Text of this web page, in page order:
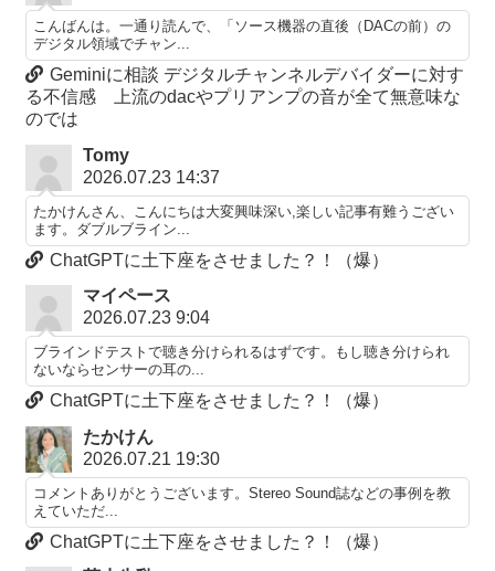
こんばんは。一通り読んで、「ソース機器の直後（DACの前）の
デジタル領域でチャン...
Geminiに相談 デジタルチャンネルデバイダーに対す
る不信感 上流のdacやプリアンプの音が全て無意味な
のでは
Tomy
2026.07.23 14:37
たかけんさん、こんにちは大変興味深い,楽しい記事有難うござい
ます。ダブルブライン...
ChatGPTに土下座をさせました？！（爆）
マイペース
2026.07.23 9:04
ブラインドテストで聴き分けられるはずです。もし聴き分けられ
ないならセンサーの耳の...
ChatGPTに土下座をさせました？！（爆）
たかけん
2026.07.21 19:30
コメントありがとうございます。Stereo Sound誌などの事例を教
えていただ...
ChatGPTに土下座をさせました？！（爆）